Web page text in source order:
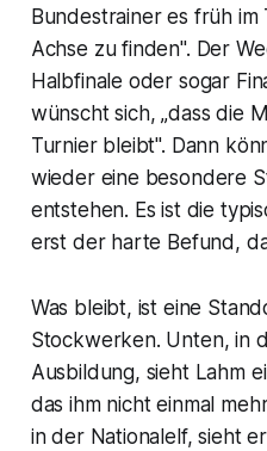
Bundestrainer es früh
Achse zu finden". Der
Halbfinale oder sogar
wünscht sich, „dass die
Turnier bleibt". Dann
wieder eine besondere
entstehen. Es ist die
erst der harte Befund,
Was bleibt, ist eine
Stockwerken. Unten, in
Ausbildung, sieht Lahm
das ihm nicht einmal
in der Nationalelf, sieht